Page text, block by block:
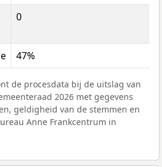
0
47%
de procesdata bij de uitslag van
2026 met gegevens
geldigheid van de stemmen en
Anne Frankcentrum in